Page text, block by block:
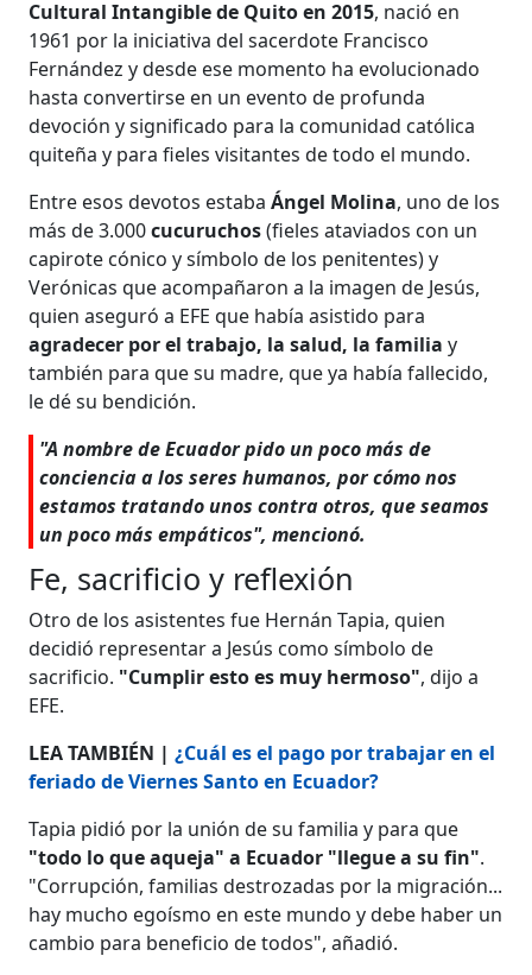
Cultural Intangible de Quito en 2015, nació en
1961 por la iniciativa del sacerdote Francisco
Fernández y desde ese momento ha evolucionado
hasta convertirse en un evento de profunda
devoción y significado para la comunidad católica
quiteña y para fieles visitantes de todo el mundo.
Entre esos devotos estabaÁngel Molina, uno de los
más de 3.000cucuruchos(fieles ataviados con un
capirote cónico y símbolo de los penitentes) y
Verónicas que acompañaron a la imagen de Jesús,
quien aseguró a EFE que había asistido para
agradecer por el trabajo, la salud, la familiay
también para que su madre, que ya había fallecido,
le dé su bendición.
"A nombre de Ecuador pido un poco más de
conciencia a los seres humanos, por cómo nos
estamos tratando unos contra otros, que seamos
un poco más empáticos", mencionó.
Fe, sacrificio y reflexión
Otro de los asistentes fue Hernán Tapia, quien
decidió representar a Jesús como símbolo de
sacrificio. "Cumplir esto es muy hermoso", dijo a
EFE.
LEA TAMBIÉN |¿Cuál es el pago por trabajar en el
feriado de Viernes Santo en Ecuador?
Tapia pidió por la unión de su familia y para que
"todo lo que aqueja" a Ecuador "llegue a su fin".
"Corrupción, familias destrozadas por la migración...
hay mucho egoísmo en este mundo y debe haber un
cambio para beneficio de todos", añadió.